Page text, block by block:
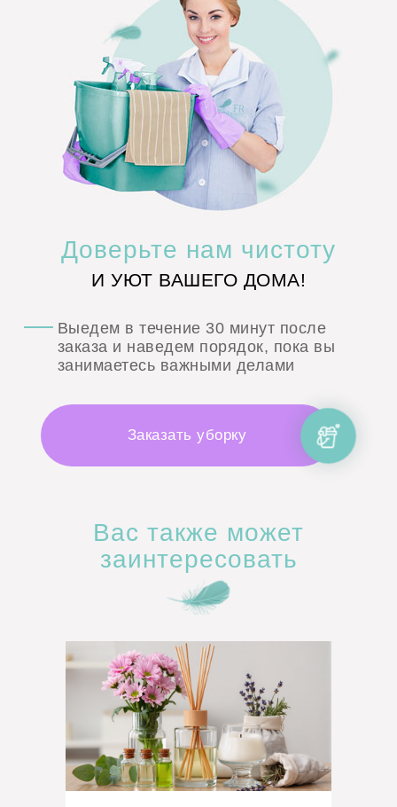
Доверьте нам чистоту
И УЮТ ВАШЕГО ДОМА!
Выедем в течение 30 минут после
заказа и наведем порядок, пока вы
занимаетесь важными делами
Заказать уборку
Вас также может
заинтересовать